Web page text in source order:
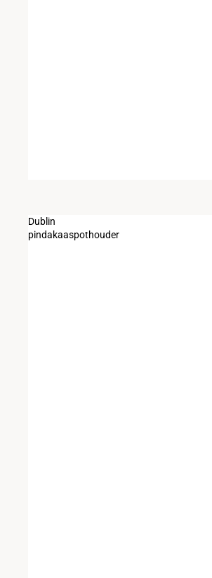
Dublin
pindakaaspothouder